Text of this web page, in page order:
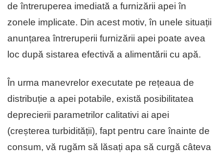
de întreruperea imediată a furnizării apei în
zonele implicate. Din acest motiv, în unele situații
anunțarea întreruperii furnizării apei poate avea
loc după sistarea efectivă a alimentării cu apă.
În urma manevrelor executate pe rețeaua de
distribuție a apei potabile, există posibilitatea
deprecierii parametrilor calitativi ai apei
(creșterea turbidității), fapt pentru care înainte de
consum, vă rugăm să lăsați apa să curgă câteva